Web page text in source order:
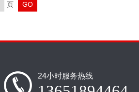
页
24小时服务热线